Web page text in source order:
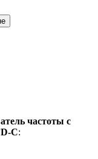
частоты с
C: